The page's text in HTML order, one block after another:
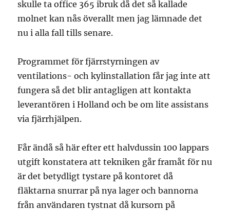
skulle ta office 365 ibruk då det så kallade
molnet kan nås överallt men jag lämnade det
nu i alla fall tills senare.
Programmet för fjärrstyrningen av
ventilations- och kylinstallation får jag inte att
fungera så det blir antagligen att kontakta
leverantören i Holland och be om lite assistans
via fjärrhjälpen.
Får ändå så här efter ett halvdussin 100 lappars
utgift konstatera att tekniken går framåt för nu
är det betydligt tystare på kontoret då
fläktarna snurrar på nya lager och bannorna
från användaren tystnat då kursorn på